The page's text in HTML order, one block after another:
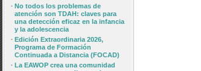
· No todos los problemas de
atención son TDAH: claves para
una detección eficaz en la infancia
y la adolescencia
· Edición Extraordinaria 2026,
Programa de Formación
Continuada a Distancia (FOCAD)
· La EAWOP crea una comunidad